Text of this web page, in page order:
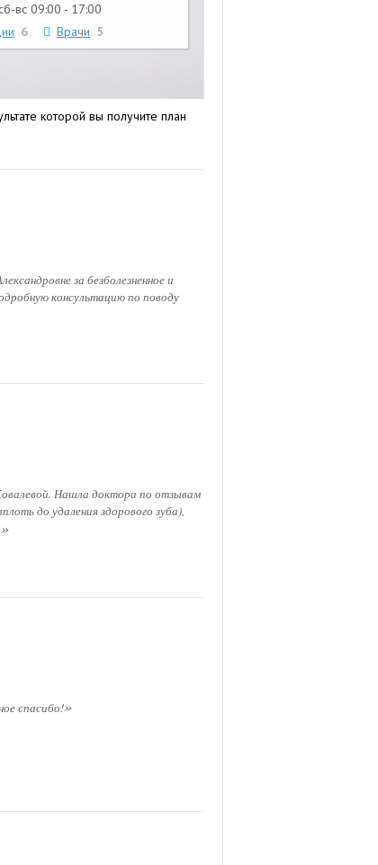
сб-вс 09:00 - 17:00
6 Врачи 5
которой вы получите план
за безболезненное и
консультацию по поводу
Нашла доктора по отзывам
до удаления здорового зуба),
»
спасибо!»